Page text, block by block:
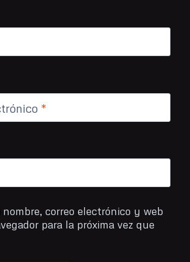
*
nombre, correo electrónico y web
para la próxima vez que